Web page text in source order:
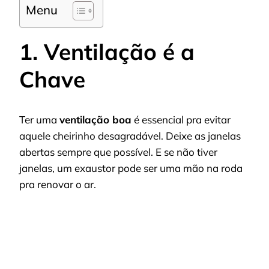
Menu
1. Ventilação é a
Chave
Ter uma ventilação boa é essencial pra evitar
aquele cheirinho desagradável. Deixe as janelas
abertas sempre que possível. E se não tiver
janelas, um exaustor pode ser uma mão na roda
pra renovar o ar.